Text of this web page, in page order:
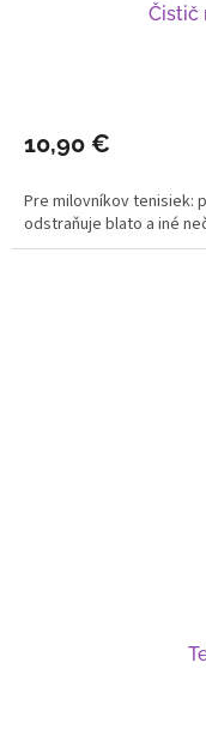
Čistič
10,90 €
Pre milovníkov tenisiek:
odstraňuje blato a iné